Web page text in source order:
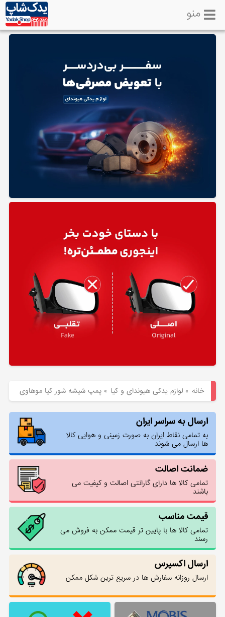
لوازم
منو
خانه »لوازم یدکی هیوندای و کیا »پمپ شیشه شور کیا موهاوی
ارسال به سراسر ایران
به تمامی نقاط ایران به صورت زمینی و هوایی کالا
ها ارسال می شوند
ضمانت اصالت
تمامی کالا ها دارای گارانتی اصالت و کیفیت می
باشند
قیمت مناسب
تمامی کالا ها با پایین تر قیمت ممکن به فروش می
رسند
ارسال اکسپرس
ارسال روزانه سفارش ها در سریع ترین شکل ممکن